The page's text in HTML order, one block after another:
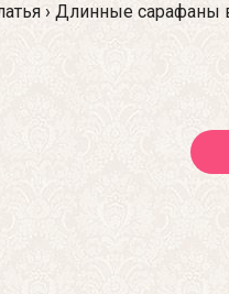
Длинные сарафаны